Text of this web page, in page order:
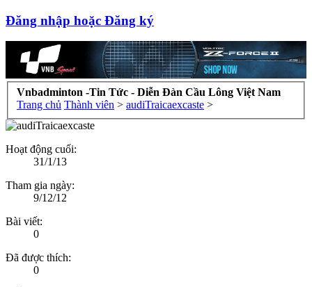
Đăng nhập hoặc Đăng ký
Vnbadminton -Tin Tức - Diễn Đàn Cầu Lông Việt Nam
Trang chủ Thành viên > audiTraicaexcaste >
Hoạt động cuối:
31/1/13
Tham gia ngày:
9/12/12
Bài viết:
0
Đã được thích:
0